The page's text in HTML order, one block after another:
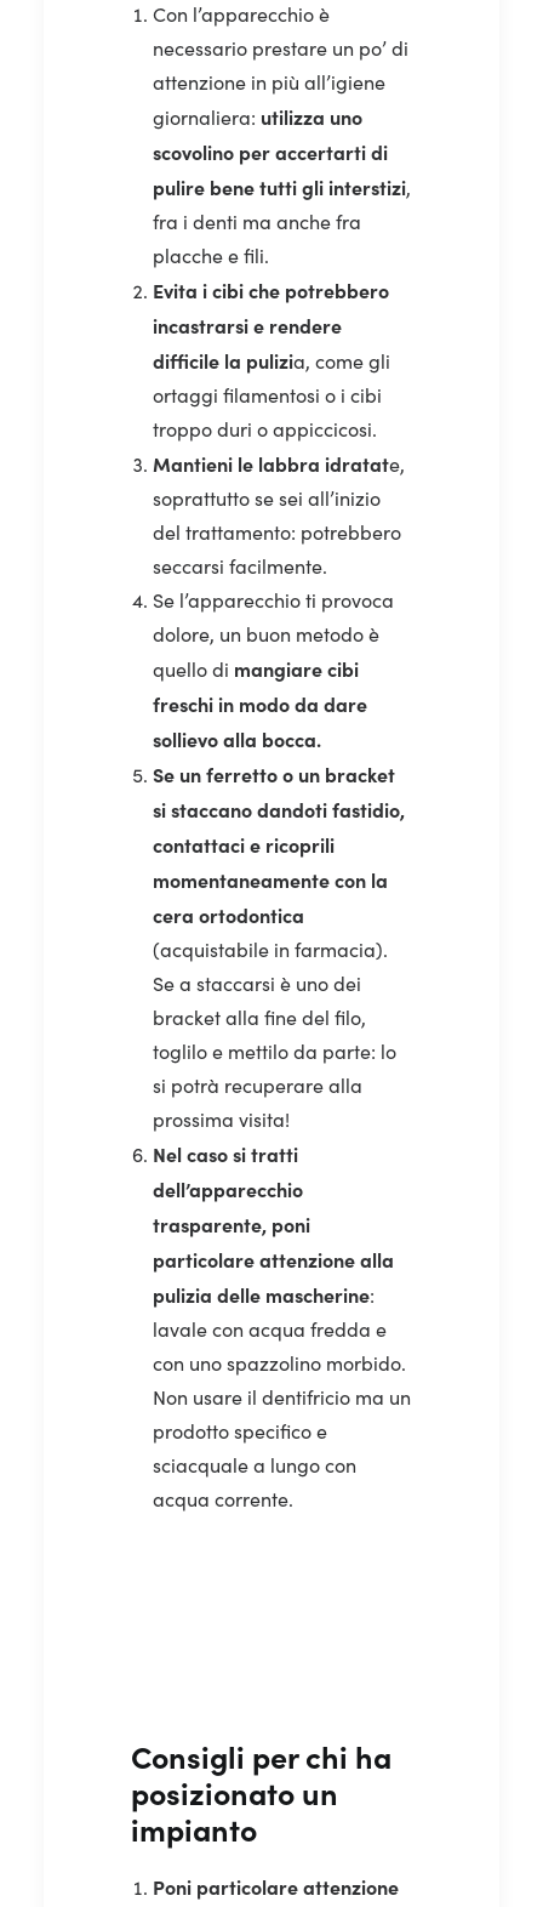
Con l’apparecchio è
necessario prestare un po’ di
attenzione in più all’igiene
giornaliera: utilizza uno
scovolino per accertarti di
pulire bene tutti gli interstizi,
fra i denti ma anche fra
placche e fili.
Evita i cibi che potrebbero
incastrarsi e rendere
difficile la pulizia, come gli
ortaggi filamentosi o i cibi
troppo duri o appiccicosi.
Mantieni le labbra idratate,
soprattutto se sei all’inizio
del trattamento: potrebbero
seccarsi facilmente.
Se l’apparecchio ti provoca
dolore, un buon metodo è
quello di mangiare cibi
freschi in modo da dare
sollievo alla bocca.
Se un ferretto o un bracket
si staccano dandoti fastidio,
contattaci e ricoprili
momentaneamente con la
cera ortodontica
(acquistabile in farmacia).
Se a staccarsi è uno dei
bracket alla fine del filo,
toglilo e mettilo da parte: lo
si potrà recuperare alla
prossima visita!
Nel caso si tratti
dell’apparecchio
trasparente, poni
particolare attenzione alla
pulizia delle mascherine:
lavale con acqua fredda e
con uno spazzolino morbido.
Non usare il dentifricio ma un
prodotto specifico e
sciacquale a lungo con
acqua corrente.
Consigli per chi ha
posizionato un
impianto
Poni particolare attenzione